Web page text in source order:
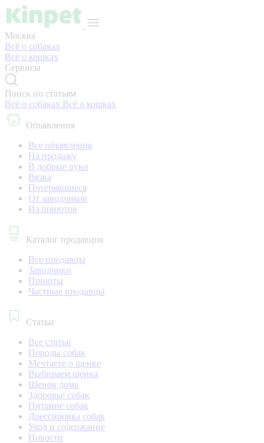
Москва
Всё о собаках
Всё о кошках
Сервисы
Поиск по статьям
Всё о собаках Всё о кошках
Объявления
Все объявления
На продажу
В добрые руки
Вязка
Потерявшиеся
От заводчиков
Из приютов
Каталог продавцов
Все продавцы
Заводчики
Приюты
Частные продавцы
Статьи
Все статьи
Породы собак
Мечтаете о щенке
Выбираем щенка
Щенок дома
Здоровье собак
Питание собак
Дрессировка собак
Уход и содержание
Новости